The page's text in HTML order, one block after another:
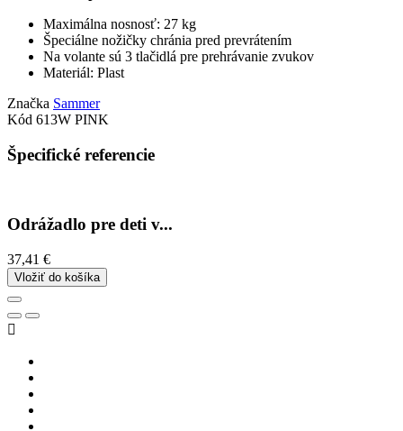
Maximálna nosnosť: 27 kg
Špeciálne nožičky chránia pred prevrátením
Na volante sú 3 tlačidlá pre prehrávanie zvukov
Materiál: Plast
Značka Sammer
Kód 613W PINK
Špecifické referencie
Odrážadlo pre deti v...
37,41 €
Vložiť do košíka
